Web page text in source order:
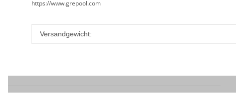
https://www.grepool.com
Produkteigenschaft
Wert
Versandgewicht: